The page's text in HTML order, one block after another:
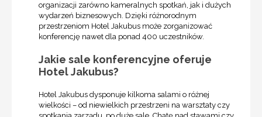
organizacji zarówno kameralnych spotkań, jak i dużych
wydarzeń biznesowych. Dzięki różnorodnym
przestrzeniom Hotel Jakubus może zorganizować
konferencję nawet dla ponad 400 uczestników.
Jakie sale konferencyjne oferuje
Hotel Jakubus?
Hotel Jakubus dysponuje kilkoma salami o różnej
wielkości – od niewielkich przestrzeni na warsztaty czy